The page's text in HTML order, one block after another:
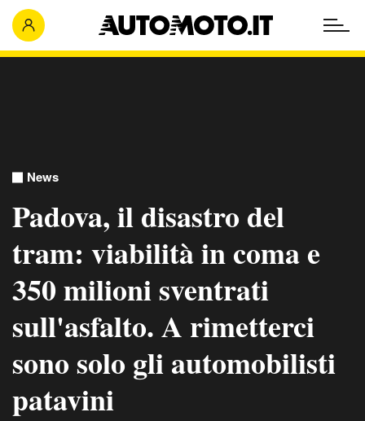
News
Padova, il disastro del
tram: viabilità in coma e
350 milioni sventrati
sull'asfalto. A rimetterci
sono solo gli automobilisti
patavini